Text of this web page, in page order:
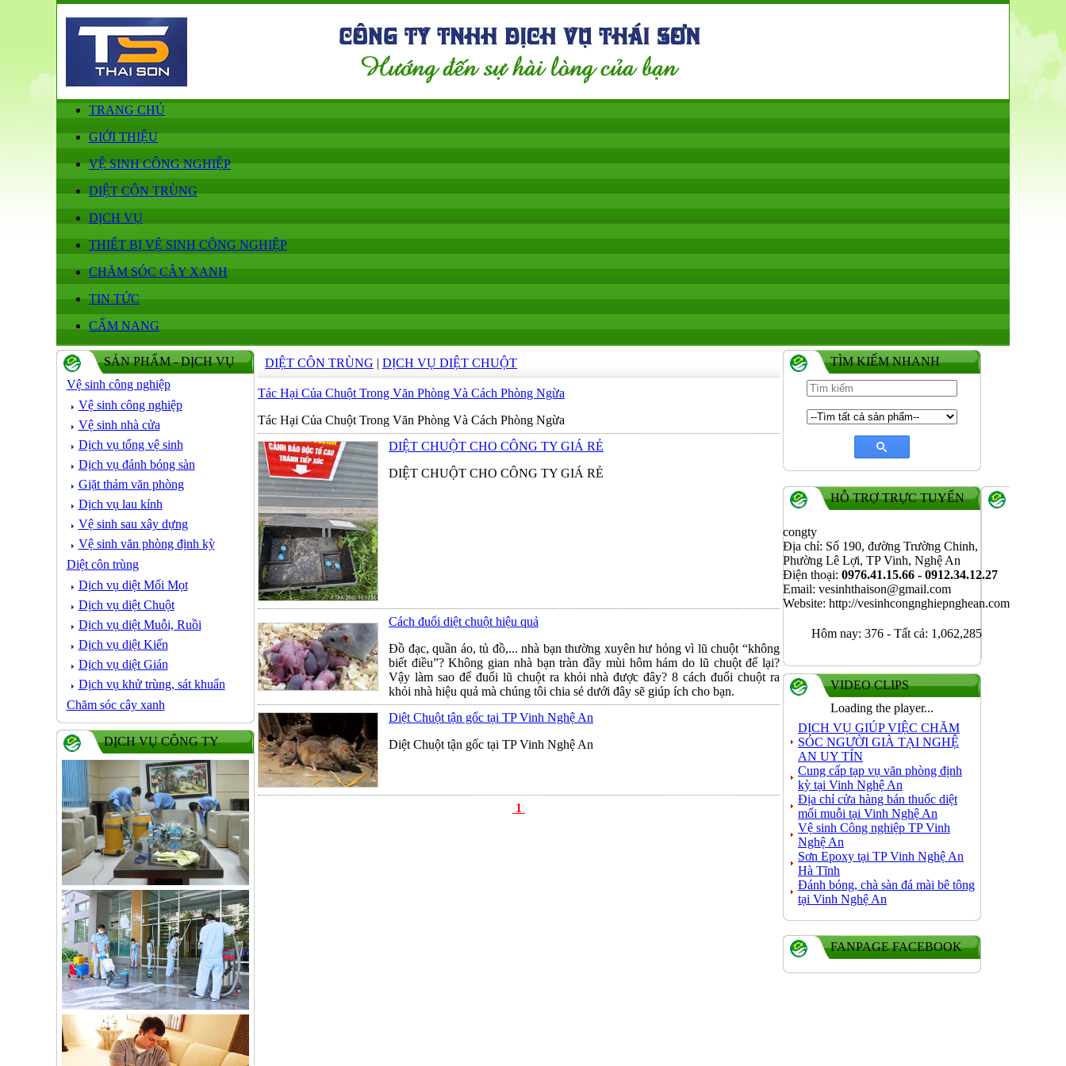
TRANG CHỦ
GIỚI THIỆU
VỆ SINH CÔNG NGHIỆP
DIỆT CÔN TRÙNG
DỊCH VỤ
THIẾT BỊ VỆ SINH CÔNG NGHIỆP
CHĂM SÓC CÂY XANH
TIN TỨC
CẨM NANG
SẢN PHẨM - DỊCH VỤ
Vệ sinh công nghiệp
Vệ sinh công nghiệp
Vệ sinh nhà cửa
Dịch vụ tổng vệ sinh
Dịch vụ đánh bóng sàn
Giặt thảm văn phòng
Dịch vụ lau kính
Vệ sinh sau xây dựng
Vệ sinh văn phòng định kỳ
Diệt côn trùng
Dịch vụ diệt Mối Mọt
Dịch vụ diệt Chuột
Dịch vụ diệt Muỗi, Ruồi
Dịch vụ diệt Kiến
Dịch vụ diệt Gián
Dịch vụ khử trùng, sát khuẩn
Chăm sóc cây xanh
DỊCH VỤ CÔNG TY
DIỆT CÔN TRÙNG | DỊCH VỤ DIỆT CHUỘT
Tác Hại Của Chuột Trong Văn Phòng Và Cách Phòng Ngừa
Tác Hại Của Chuột Trong Văn Phòng Và Cách Phòng Ngừa
DIỆT CHUỘT CHO CÔNG TY GIÁ RẺ
DIỆT CHUỘT CHO CÔNG TY GIÁ RẺ
Cách đuổi diệt chuột hiệu quả
Đồ đạc, quần áo, tủ đồ,... nhà bạn thường xuyên hư hỏng vì lũ chuột “không
biết điều”? Không gian nhà bạn tràn đầy mùi hôm hám do lũ chuột để lại?
Vậy làm sao để đuổi lũ chuột ra khỏi nhà được đây? 8 cách đuổi chuột ra
khỏi nhà hiệu quả mà chúng tôi chia sẻ dưới đây sẽ giúp ích cho bạn.
Diệt Chuột tận gốc tại TP Vinh Nghệ An
Diệt Chuột tận gốc tại TP Vinh Nghệ An
1
TÌM KIẾM NHANH
HỖ TRỢ TRỰC TUYẾN
congty
Địa chỉ: Số 190, đường Trường Chinh,
Phường Lê Lợi, TP Vinh, Nghệ An
Điện thoại: 0976.41.15.66 - 0912.34.12.27
Email: vesinhthaison@gmail.com
Website: http://vesinhcongnghiepnghean.com
Hôm nay: 376- Tất cả: 1,062,285
VIDEO CLIPS
Loading the player...
DỊCH VỤ GIÚP VIỆC CHĂM
SÓC NGƯỜI GIÀ TẠI NGHỆ
AN UY TÍN
Cung cấp tạp vụ văn phòng định
kỳ tại Vinh Nghệ An
Địa chỉ cửa hàng bán thuốc diệt
mối muỗi tại Vinh Nghệ An
Vệ sinh Công nghiệp TP Vinh
Nghệ An
Sơn Epoxy tại TP Vinh Nghệ An
Hà Tĩnh
Đánh bóng, chà sàn đá mài bê tông
tại Vinh Nghệ An
FANPAGE FACEBOOK